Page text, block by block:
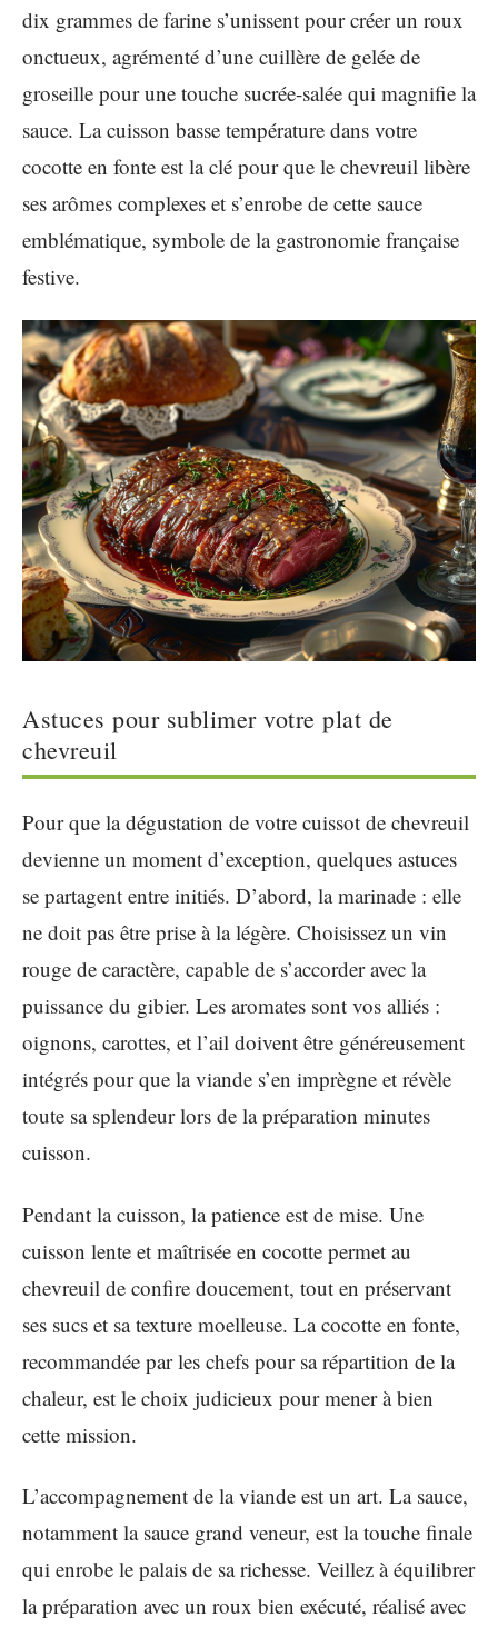
dix grammes de farine s’unissent pour créer un roux
onctueux, agrémenté d’une cuillère de gelée de
groseille pour une touche sucrée-salée qui magnifie la
sauce. La cuisson basse température dans votre
cocotte en fonte est la clé pour que le chevreuil libère
ses arômes complexes et s’enrobe de cette sauce
emblématique, symbole de la gastronomie française
festive.
Astuces pour sublimer votre plat de
chevreuil
Pour que la dégustation de votre cuissot de chevreuil
devienne un moment d’exception, quelques astuces
se partagent entre initiés. D’abord, la marinade : elle
ne doit pas être prise à la légère. Choisissez un vin
rouge de caractère, capable de s’accorder avec la
puissance du gibier. Les aromates sont vos alliés :
oignons, carottes, et l’ail doivent être généreusement
intégrés pour que la viande s’en imprègne et révèle
toute sa splendeur lors de la préparation minutes
cuisson.
Pendant la cuisson, la patience est de mise. Une
cuisson lente et maîtrisée en cocotte permet au
chevreuil de confire doucement, tout en préservant
ses sucs et sa texture moelleuse. La cocotte en fonte,
recommandée par les chefs pour sa répartition de la
chaleur, est le choix judicieux pour mener à bien
cette mission.
L’accompagnement de la viande est un art. La sauce,
notamment la sauce grand veneur, est la touche finale
qui enrobe le palais de sa richesse. Veillez à équilibrer
la préparation avec un roux bien exécuté, réalisé avec